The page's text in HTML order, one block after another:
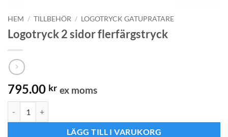
HEM / TILLBEHÖR / LOGOTRYCK GATUPRATARE
Logotryck 2 sidor flerfärgstryck
795.00 kr ex moms
LÄGG TILL I VARUKORG